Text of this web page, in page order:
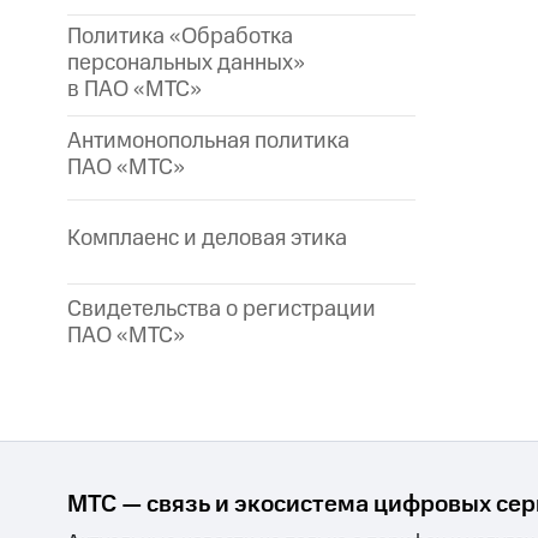
Политика «Обработка
персональных данных»
в ПАО «МТС»
Антимонопольная политика
ПАО «МТС»
Комплаенс и деловая этика
Свидетельства о регистрации
ПАО «МТС»
МТС — связь и экосистема цифровых